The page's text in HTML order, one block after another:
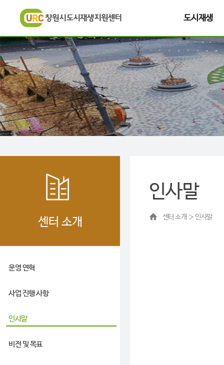
도시재생
센터 소개
운영 연혁
사업 진행 사항
인사말
비전 및 목표
인사말
센터 소개 ＞ 인사말